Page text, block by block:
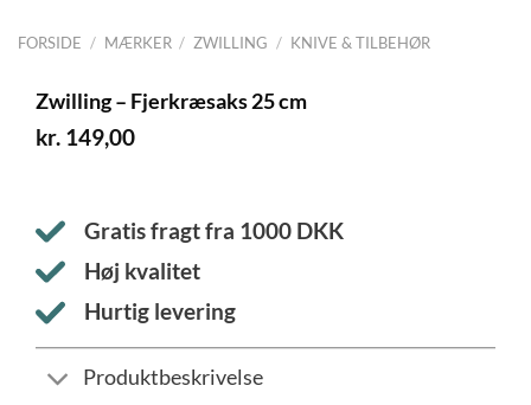
FORSIDE / MÆRKER / ZWILLING / KNIVE & TILBEHØR
Zwilling – Fjerkræsaks 25 cm
kr. 149,00
Gratis fragt fra 1000 DKK
Høj kvalitet
Hurtig levering
Produktbeskrivelse